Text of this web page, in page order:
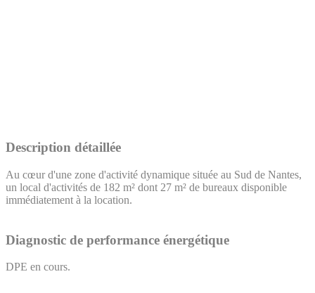
Description détaillée
Au cœur d'une zone d'activité dynamique située au Sud de Nantes,
un local d'activités de 182 m² dont 27 m² de bureaux disponible
immédiatement à la location.
Diagnostic de performance énergétique
DPE en cours.